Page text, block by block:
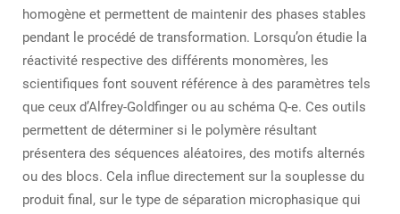
homogène et permettent de maintenir des phases stables
pendant le procédé de transformation. Lorsqu’on étudie la
réactivité respective des différents monomères, les
scientifiques font souvent référence à des paramètres tels
que ceux d’Alfrey-Goldfinger ou au schéma Q-e. Ces outils
permettent de déterminer si le polymère résultant
présentera des séquences aléatoires, des motifs alternés
ou des blocs. Cela influe directement sur la souplesse du
produit final, sur le type de séparation microphasique qui